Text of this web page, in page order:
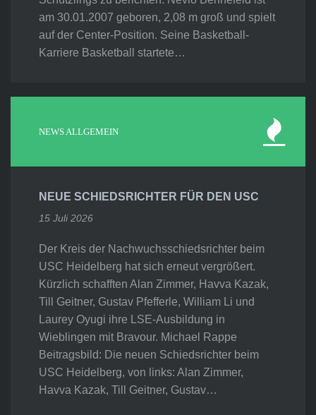
am 30.01.2007 geboren, 2,08 m groß und spielt
auf der Center-Position. Seine Basketball-
Karriere Basketball startete…
NEWS ALLGEMEIN
NEUE SCHIEDSRICHTER FÜR DEN USC
15 Juli 2026
Der Kreis der Nachwuchsschiedsrichter beim
USC Heidelberg hat sich erneut vergrößert.
Kürzlich schafften Alan Zimmer, Havva Kazak,
Till Geitner, Gustav Pfefferle, William Li und
Laurey Oyugi ihre LSE-Ausbildung in
Wieblingen mit Bravour. Michael Rappe
Beitragsbild: Die neuen Schiedsrichter beim
USC Heidelberg, von links: Alan Zimmer,
Havva Kazak, Till Geitner, Gustav…